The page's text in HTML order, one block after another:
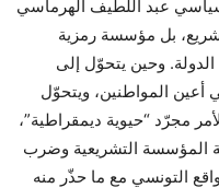
عبد اللطيف الهرماسي
بل مؤسسة رمزية
وحين يتحوّل إلى
المواطنين، ويتحوّل
مجرّد “حيوية ديمقراطية”،
المؤسسة التشريعية وضرب
التونسي مع ما حذّر منه